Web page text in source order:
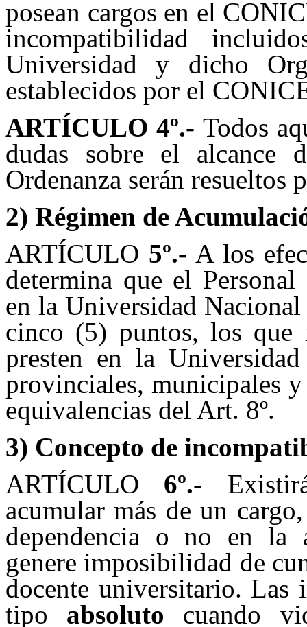
posean cargos en el
incompatibilidad
Universidad y dicho
establecidos por el
ARTÍCULO 4º.- Todos
dudas sobre el alcance
Ordenanza serán resueltos
2) Régimen de
ARTÍCULO 5º.- A los
determina que el Personal
en la Universidad
cinco (5) puntos, los que
presten en la
provinciales, municipales
equivalencias del Art. 8º.
3) Concepto de
ARTÍCULO 6º.-
acumular más de un
dependencia o no en la
genere imposibilidad de
docente universitario. Las
tipo absoluto cuando